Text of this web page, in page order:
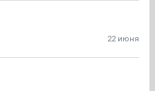
22 июня